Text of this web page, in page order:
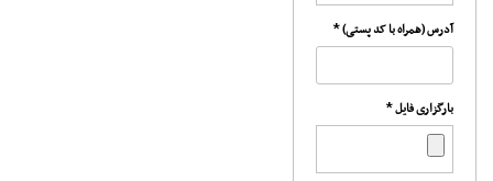
آدرس (همراه با کد پستی)*
بارگزاری فایل*